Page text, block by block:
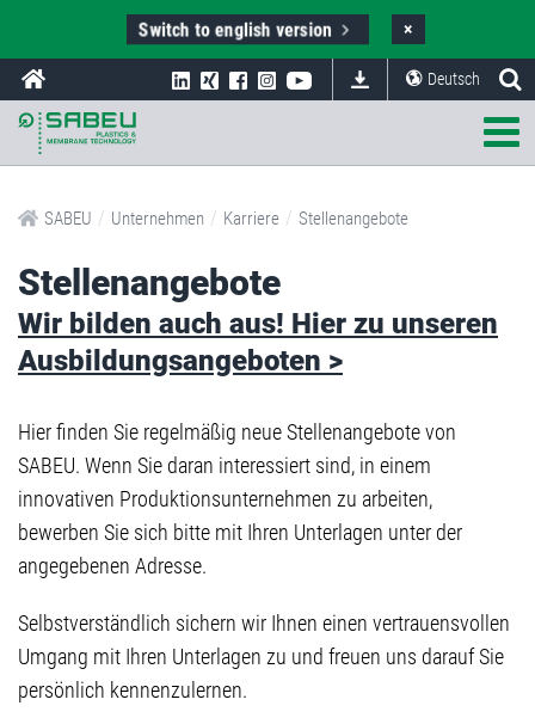
Switch to english version ×
Deutsch
SABEU / Unternehmen / Karriere / Stellenangebote
Stellenangebote
Wir bilden auch aus! Hier zu unseren
Ausbildungsangeboten >
Hier finden Sie regelmäßig neue Stellenangebote von
SABEU. Wenn Sie daran interessiert sind, in einem
innovativen Produktionsunternehmen zu arbeiten,
bewerben Sie sich bitte mit Ihren Unterlagen unter der
angegebenen Adresse.
Selbstverständlich sichern wir Ihnen einen vertrauensvollen
Umgang mit Ihren Unterlagen zu und freuen uns darauf Sie
persönlich kennenzulernen.